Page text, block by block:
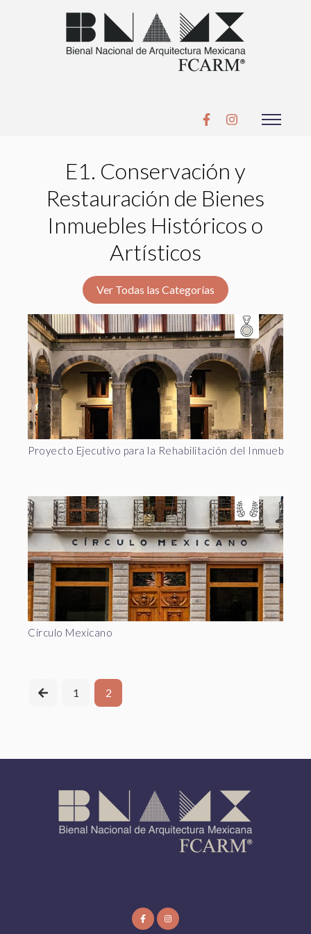
E1. Conservación y
Restauración de Bienes
Inmuebles Históricos o
Artísticos
Ver Todas las Categorías
Proyecto Ejecutivo para la Rehabilitación del Inmueble
Círculo Mexicano
1 2